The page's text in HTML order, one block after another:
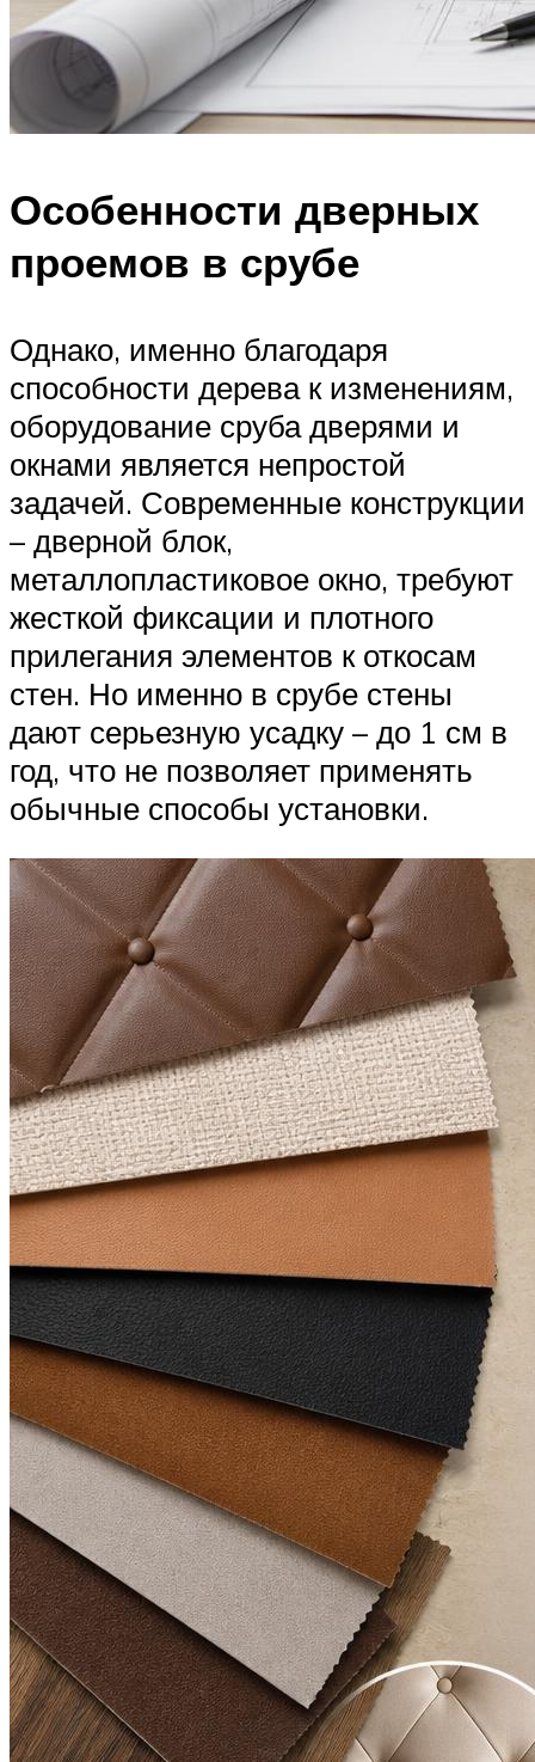
Особенности дверных
проемов в срубе
Однако, именно благодаря
способности дерева к изменениям,
оборудование сруба дверями и
окнами является непростой
задачей. Современные конструкции
– дверной блок,
металлопластиковое окно, требуют
жесткой фиксации и плотного
прилегания элементов к откосам
стен. Но именно в срубе стены
дают серьезную усадку – до 1 см в
год, что не позволяет применять
обычные способы установки.